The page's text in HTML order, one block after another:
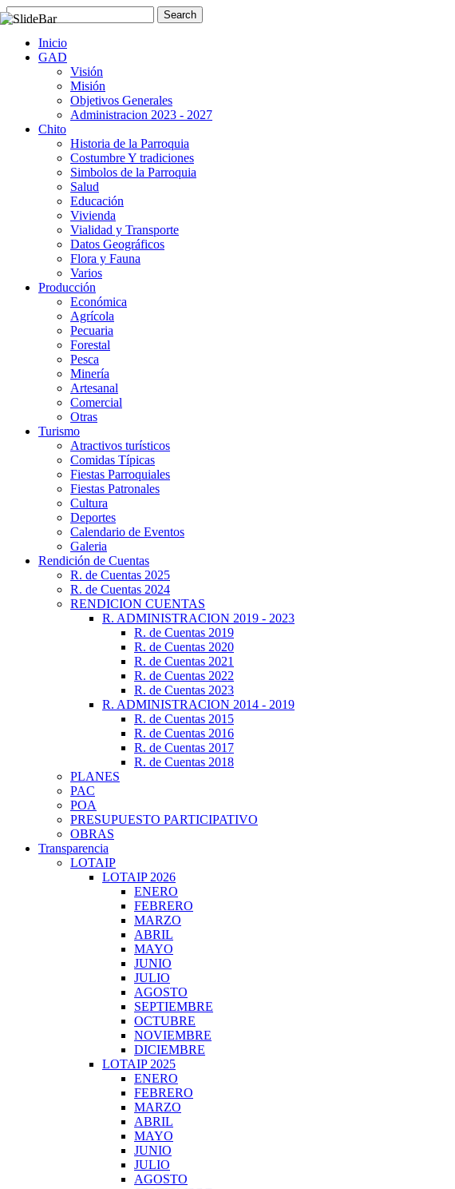
Inicio
GAD
Visión
Misión
Objetivos Generales
Administracion 2023 - 2027
Chito
Historia de la Parroquia
Costumbre Y tradiciones
Simbolos de la Parroquia
Salud
Educación
Vivienda
Vialidad y Transporte
Datos Geográficos
Flora y Fauna
Varios
Producción
Económica
Agrícola
Pecuaria
Forestal
Pesca
Minería
Artesanal
Comercial
Otras
Turismo
Atractivos turísticos
Comidas Típicas
Fiestas Parroquiales
Fiestas Patronales
Cultura
Deportes
Calendario de Eventos
Galeria
Rendición de Cuentas
R. de Cuentas 2025
R. de Cuentas 2024
RENDICION CUENTAS
R. ADMINISTRACION 2019 - 2023
R. de Cuentas 2019
R. de Cuentas 2020
R. de Cuentas 2021
R. de Cuentas 2022
R. de Cuentas 2023
R. ADMINISTRACION 2014 - 2019
R. de Cuentas 2015
R. de Cuentas 2016
R. de Cuentas 2017
R. de Cuentas 2018
PLANES
PAC
POA
PRESUPUESTO PARTICIPATIVO
OBRAS
Transparencia
LOTAIP
LOTAIP 2026
ENERO
FEBRERO
MARZO
ABRIL
MAYO
JUNIO
JULIO
AGOSTO
SEPTIEMBRE
OCTUBRE
NOVIEMBRE
DICIEMBRE
LOTAIP 2025
ENERO
FEBRERO
MARZO
ABRIL
MAYO
JUNIO
JULIO
AGOSTO